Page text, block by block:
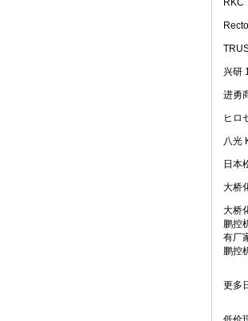
RKC
兴研
进勇
ヒロ
八光
日本
大桥
大桥
鹏控
有厂
鹏控
更多